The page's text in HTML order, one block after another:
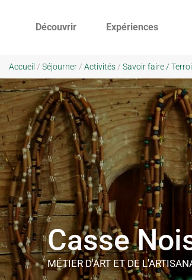
Découvrir Expériences
Accueil / Séjourner / Activités / Savoir faire /
Casse
MÉTIER D'ART ET DE